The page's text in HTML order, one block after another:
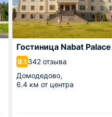
Гостиница Nabat Palace
9.1 342 отзыва
Домодедово,
6.4 км от центра